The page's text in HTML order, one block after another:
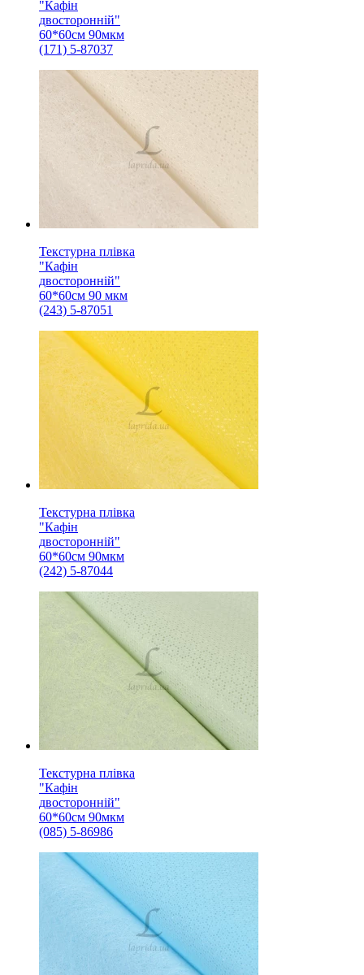
"Кафін
двосторонній"
60*60см 90мкм
(171) 5-87037
Текстурна плівка
"Кафін
двосторонній"
60*60см 90 мкм
(243) 5-87051
Текстурна плівка
"Кафін
двосторонній"
60*60см 90мкм
(242) 5-87044
Текстурна плівка
"Кафін
двосторонній"
60*60см 90мкм
(085) 5-86986